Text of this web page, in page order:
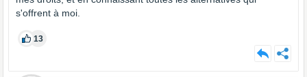
s'offrent à moi.
13